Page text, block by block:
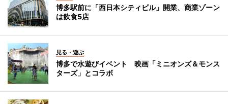
博多駅前に「西日本シティビル」開業、商業ゾーン
は飲食5店
見る・遊ぶ
博多で水遊びイベント 映画「ミニオンズ＆モンス
ターズ」とコラボ